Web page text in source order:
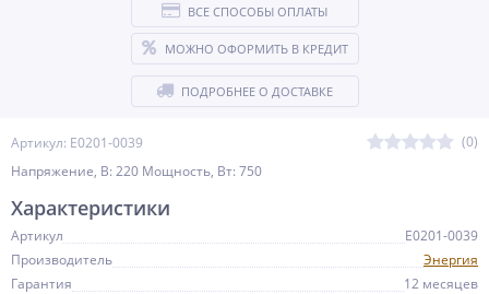
Артикул: Е0201-0039
(0)
Напряжение, В: 220 Мощность, Вт: 750
ВСЕ СПОСОБЫ ОПЛАТЫ
МОЖНО ОФОРМИТЬ В КРЕДИТ
ПОДРОБНЕЕ О ДОСТАВКЕ
Характеристики
Артикул
Е0201-0039
Производитель
Энергия
Гарантия
12 месяцев